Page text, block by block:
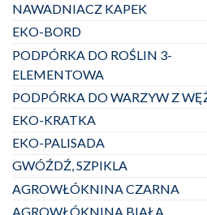
NAWADNIACZ KAPEK
EKO-BORD
PODPÓRKA DO ROŚLIN 3-
ELEMENTOWA
PODPÓRKA DO WARZYW Z
EKO-KRATKA
EKO-PALISADA
GWÓŹDŹ, SZPIKLA
AGROWŁÓKNINA CZARNA
AGROWŁÓKNINA BIAŁA